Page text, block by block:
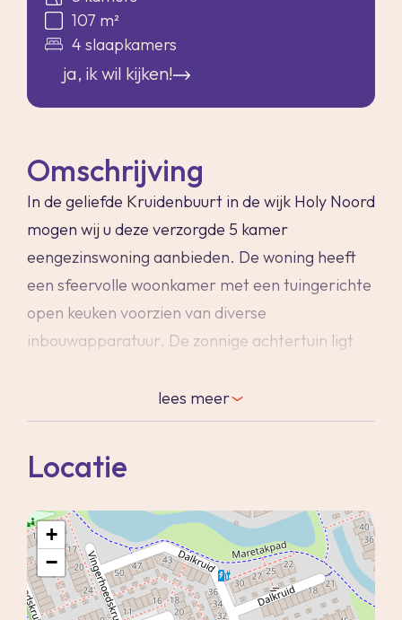
107 m²
4 slaapkamers
ja, ik wil kijken!
Omschrijving
In de geliefde Kruidenbuurt in de wijk Holy Noord
mogen wij u deze verzorgde 5 kamer
eengezinswoning aanbieden. De woning heeft
een sfeervolle woonkamer met een tuingerichte
open keuken voorzien van diverse
inbouwapparatuur. De zonnige achtertuin ligt
van het zonnetje kunt genieten. Daarnaast
beschikt de tuin over zonwering en een houten
berging met elektra.
Op de eerste verdieping bevinden zich drie fijne
slaapkamers en een nette badkamer met een
ruime douchehoek, een zwevend toilet en een
wastafelmeubel.
De zolderverdieping is voorzien van een
lees meer
Locatie
+
−